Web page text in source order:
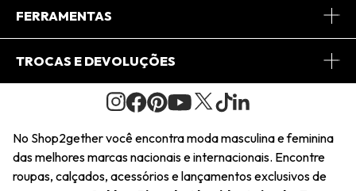
Journal
Saiu na Mídia
Central de Relacionamento
Regulamento e Promoções
FERRAMENTAS
Minha Conta
Pedido de Presente
Wishlist
TROCAS E DEVOLUÇÕES
Condições Gerais
Troca Fácil
Restituição de Pagamento
No Shop2gether você encontra moda masculina e feminina
das melhores marcas nacionais e internacionais. Encontre
roupas, calçados, acessórios e lançamentos exclusivos de